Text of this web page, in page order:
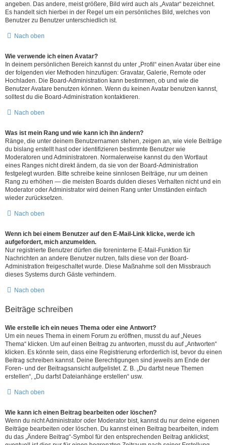
angeben. Das andere, meist größere, Bild wird auch als „Avatar“ bezeichnet.
Es handelt sich hierbei in der Regel um ein persönliches Bild, welches von
Benutzer zu Benutzer unterschiedlich ist.
Nach oben
Wie verwende ich einen Avatar?
In deinem persönlichen Bereich kannst du unter „Profil“ einen Avatar über eine
der folgenden vier Methoden hinzufügen: Gravatar, Galerie, Remote oder
Hochladen. Die Board-Administration kann bestimmen, ob und wie die
Benutzer Avatare benutzen können. Wenn du keinen Avatar benutzen kannst,
solltest du die Board-Administration kontaktieren.
Nach oben
Was ist mein Rang und wie kann ich ihn ändern?
Ränge, die unter deinem Benutzernamen stehen, zeigen an, wie viele Beiträge
du bislang erstellt hast oder identifizieren bestimmte Benutzer wie
Moderatoren und Administratoren. Normalerweise kannst du den Wortlaut
eines Ranges nicht direkt ändern, da sie von der Board-Administration
festgelegt wurden. Bitte schreibe keine sinnlosen Beiträge, nur um deinen
Rang zu erhöhen — die meisten Boards dulden dieses Verhalten nicht und ein
Moderator oder Administrator wird deinen Rang unter Umständen einfach
wieder zurücksetzen.
Nach oben
Wenn ich bei einem Benutzer auf den E-Mail-Link klicke, werde ich
aufgefordert, mich anzumelden.
Nur registrierte Benutzer dürfen die foreninterne E-Mail-Funktion für
Nachrichten an andere Benutzer nutzen, falls diese von der Board-
Administration freigeschaltet wurde. Diese Maßnahme soll den Missbrauch
dieses Systems durch Gäste verhindern.
Nach oben
Beiträge schreiben
Wie erstelle ich ein neues Thema oder eine Antwort?
Um ein neues Thema in einem Forum zu eröffnen, musst du auf „Neues
Thema“ klicken. Um auf einen Beitrag zu antworten, musst du auf „Antworten“
klicken. Es könnte sein, dass eine Registrierung erforderlich ist, bevor du einen
Beitrag schreiben kannst. Deine Berechtigungen sind jeweils am Ende der
Foren- und der Beitragsansicht aufgelistet. Z. B. „Du darfst neue Themen
erstellen“, „Du darfst Dateianhänge erstellen“ usw.
Nach oben
Wie kann ich einen Beitrag bearbeiten oder löschen?
Wenn du nicht Administrator oder Moderator bist, kannst du nur deine eigenen
Beiträge bearbeiten oder löschen. Du kannst einen Beitrag bearbeiten, indem
du das „Ändere Beitrag“-Symbol für den entsprechenden Beitrag anklickst;